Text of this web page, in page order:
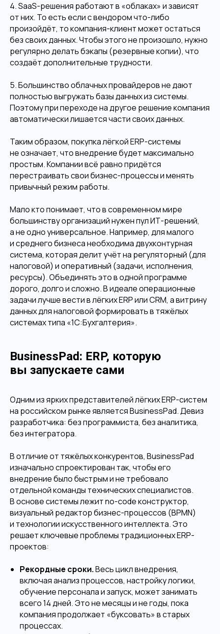
4. SaaS-решения работают в «облаках» и зависят
от них. То есть если с вендором что-либо
произойдёт, то компания-клиент может остаться
без своих данных. Чтобы этого не произошло, нужно
регулярно делать бэкапы (резервные копии), что
создаёт дополнительные трудности.
5. Большинство облачных провайдеров не дают
полностью выгружать базы данных из системы.
Поэтому при переходе на другое решение компания
автоматически лишается части своих данных.
Таким образом, покупка лёгкой ERP-системы
не означает, что внедрение будет максимально
простым. Компании всё равно придётся
перестраивать свои бизнес-процессы и менять
привычный режим работы.
Мало кто понимает, что в современном мире
большинству организаций нужен пул ИТ-решений,
а не одно универсальное. Например, для малого
и среднего бизнеса необходима двухконтурная
система, которая делит учёт на регуляторный (для
налоговой) и оперативный (задачи, исполнения,
ресурсы). Объединять это в одной программе
дорого, долго и сложно. В идеале операционные
задачи лучше вести в лёгких ERP или CRM, а витрину
данных для налоговой формировать в тяжёлых
системах типа «1С:Бухгалтерия».
BusinessPad: ERP, которую
вы запускаете сами
Одним из ярких представителей лёгких ERP-систем
на российском рынке является BusinessPad. Девиз
разработчика: без программиста, без аналитика,
без интегратора.
В отличие от тяжёлых конкурентов, BusinessPad
изначально спроектирован так, чтобы его
внедрение было быстрым и не требовало
отдельной команды технических специалистов.
В основе системы лежит no-code конструктор,
визуальный редактор бизнес-процессов (BPMN)
и технологии искусственного интеллекта. Это
решает ключевые проблемы традиционных ERP-
проектов:
Рекордные сроки.Весь цикл внедрения,
включая анализ процессов, настройку логики,
обучение персонала и запуск, может занимать
всего 14 дней. Это не месяцы и не годы, пока
компания продолжает «буксовать» в старых
процессах.